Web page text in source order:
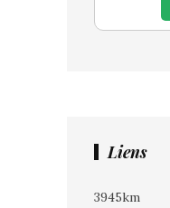
Liens
3945km